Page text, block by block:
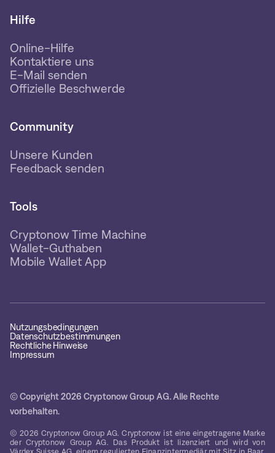
Hilfe
Online-Hilfe
Kontaktiere uns
E-Mail senden
Offizielle Beschwerde
Community
Unsere Kunden
Feedback senden
Tools
Cryptonow Time Machine
Wallet-Guthaben
Mobile Wallet App
Nutzungsbedingungen
Datenschutzbestimmungen
Rechtliche Hinweise
Impressum
© Copyright 2026 Cryptonow Group AG. Alle Rechte
vorbehalten.
© 2026 Cryptonow Group AG. Cryptonow ist eine eingetragene Marke
der Cryptonow Group AG. Das Produkt ist lizenziert und wird von